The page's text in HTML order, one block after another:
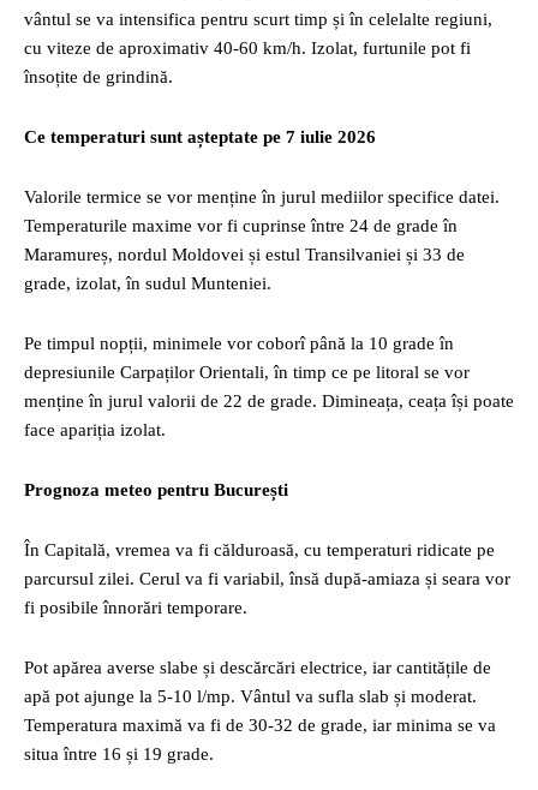
vântul se va intensifica pentru scurt timp și în celelalte regiuni,
cu viteze de aproximativ 40-60 km/h. Izolat, furtunile pot fi
însoțite de grindină.
Ce temperaturi sunt așteptate pe 7 iulie 2026
Valorile termice se vor menține în jurul mediilor specifice datei.
Temperaturile maxime vor fi cuprinse între 24 de grade în
Maramureș, nordul Moldovei și estul Transilvaniei și 33 de
grade, izolat, în sudul Munteniei.
Pe timpul nopții, minimele vor coborî până la 10 grade în
depresiunile Carpaților Orientali, în timp ce pe litoral se vor
menține în jurul valorii de 22 de grade. Dimineața, ceața își poate
face apariția izolat.
Prognoza meteo pentru București
În Capitală, vremea va fi călduroasă, cu temperaturi ridicate pe
parcursul zilei. Cerul va fi variabil, însă după-amiaza și seara vor
fi posibile înnorări temporare.
Pot apărea averse slabe și descărcări electrice, iar cantitățile de
apă pot ajunge la 5-10 l/mp. Vântul va sufla slab și moderat.
Temperatura maximă va fi de 30-32 de grade, iar minima se va
situa între 16 și 19 grade.